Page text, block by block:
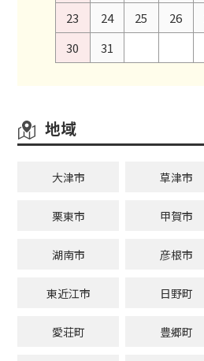
23
24 25 26
30
31
地域
大津市 草津市
栗東市 甲賀市
湖南市 彦根市
東近江市 日野町
愛荘町 豊郷町